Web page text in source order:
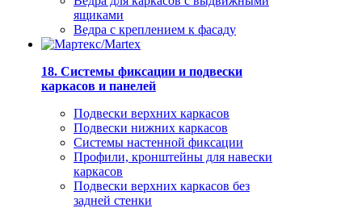
ящиками
Ведра с креплением к фасаду
18. Системы фиксации и подвески
каркасов и панелей
Подвески верхних каркасов
Подвески нижних каркасов
Системы настенной фиксации
Профили, кронштейны для навески
каркасов
Подвески верхних каркасов без
задней стенки